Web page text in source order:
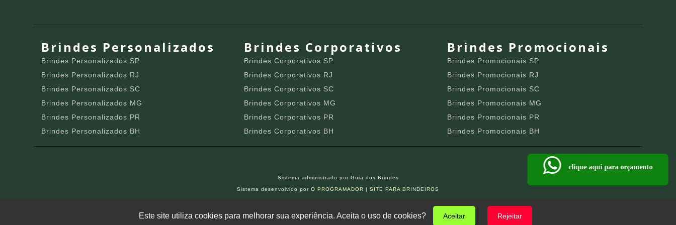
Brindes Personalizados
Brindes Personalizados SP
Brindes Personalizados RJ
Brindes Personalizados SC
Brindes Personalizados MG
Brindes Personalizados PR
Brindes Personalizados BH
Brindes Corporativos
Brindes Corporativos SP
Brindes Corporativos RJ
Brindes Corporativos SC
Brindes Corporativos MG
Brindes Corporativos PR
Brindes Corporativos BH
Brindes Promocionais
Brindes Promocionais SP
Brindes Promocionais RJ
Brindes Promocionais SC
Brindes Promocionais MG
Brindes Promocionais PR
Brindes Promocionais BH
Sistema administrado por Guia dos Brindes
Sistema desenvolvido por O PROGRAMADOR | SITE PARA BRINDEIROS
clique aqui para orçamento
Este site utiliza cookies para melhorar sua experiência. Aceita o uso de cookies? Aceitar Rejeitar